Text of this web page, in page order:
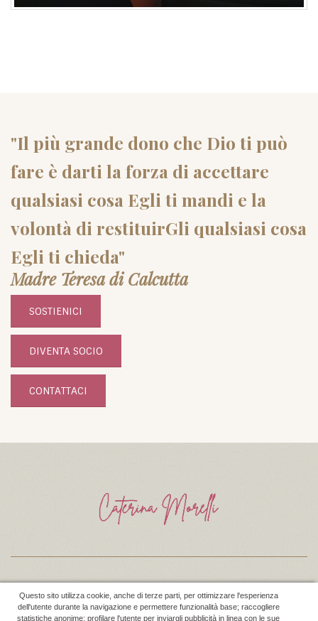
"Il più grande dono che Dio ti può
fare è darti la forza di accettare
qualsiasi cosa Egli ti mandi e la
volontà di restituirGli qualsiasi cosa
Egli ti chieda"
Madre Teresa di Calcutta
SOSTIENICI
DIVENTA SOCIO
CONTATTACI
Questo sito utilizza cookie, anche di terze parti, per ottimizzare l'esperienza
dell'utente durante la navigazione e permettere funzionalità base; raccogliere
statistiche anonime; profilare l'utente per inviargli pubblicità in linea con le sue
© Copyright 2021. Tutti i diritti sono riservati
Cookie Policy-Privacy Policy